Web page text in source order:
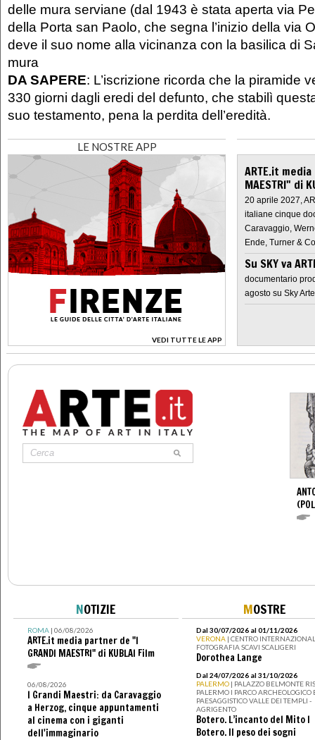
delle mura serviane (dal 1943 è stata aperta via
della Porta san Paolo, che segna l’inizio della via
deve il suo nome alla vicinanza con la basilica di
mura
DA SAPERE: L’iscrizione ricorda che la piramide
330 giorni dagli eredi del defunto, che stabilì
suo testamento, pena la perdita dell’eredità.
LE NOSTRE APP
VEDI TUTTE LE APP
>
ARTE.it
MAESTRI" di
20 aprile 2027,
italiane cinque
Caravaggio,
Ende, Turner &
Su SKY va
documentario
agosto su Sky Arte
NOTIZIE
ROMA| 06/08/2026
ARTE.it media partner de "I
GRANDI MAESTRI" di KUBLAI Film
06/08/2026
I Grandi Maestri: da Caravaggio
a Herzog, cinque appuntamenti
al cinema con i giganti
dell'immaginario
MOSTRE
Dal 30/07/2026 al 01/11/2026
VERONA | CENTRO
FOTOGRAFIA SCAVI SCALIGERI
Dorothea Lange
Dal 24/07/2026 al 31/10/2026
PALERMO | PALAZZO BELMONTE
PALERMO I PARCO ARCHEOLOGICO
PAESAGGISTICO VALLE DEI TEMPLI -
AGRIGENTO
Botero. L’incanto del Mito I
Botero. Il peso dei sogni